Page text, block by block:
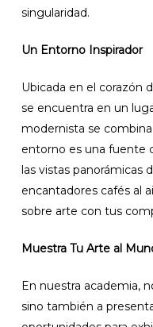
singularidad.
Un Entorno Inspirador
Ubicada en el corazón
se encuentra en un
modernista se
entorno es una fuente
las vistas panorámicas
encantadores cafés al
sobre arte con tus
Muestra Tu Arte al
En nuestra academia,
sino también a